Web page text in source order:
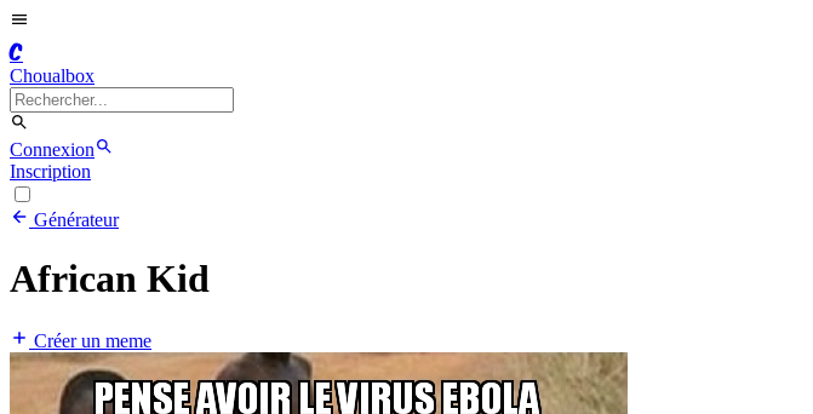
C
Choualbox
Connexion
Inscription
Générateur
African Kid
Créer un meme